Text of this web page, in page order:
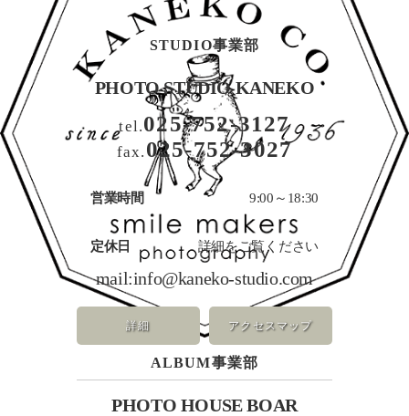
STUDIO事業部
PHOTO STUDIO KANEKO
tel.025-752-3127
fax. 025-752-3027
営業時間 9:00～18:30
定休日 詳細をご覧ください
mail:info@kaneko-studio.com
詳細 アクセスマップ
ALBUM事業部
PHOTO HOUSE BOAR